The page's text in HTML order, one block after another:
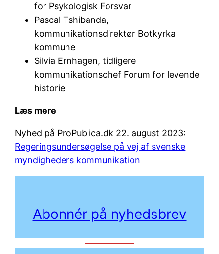
for Psykologisk Forsvar
Pascal Tshibanda,
kommunikationsdirektør Botkyrka
kommune
Silvia Ernhagen, tidligere
kommunikationschef Forum for levende
historie
Læs mere
Nyhed på ProPublica.dk 22. august 2023:
Regeringsundersøgelse på vej af svenske
myndigheders kommunikation
Abonnér på nyhedsbrev